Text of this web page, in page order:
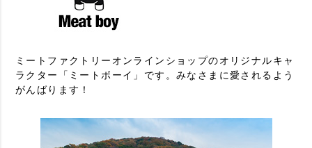
ミートファクトリーオンラインショップのオリジナルキャ
ラクター「ミートボーイ」です。みなさまに愛されるよう
がんばります！